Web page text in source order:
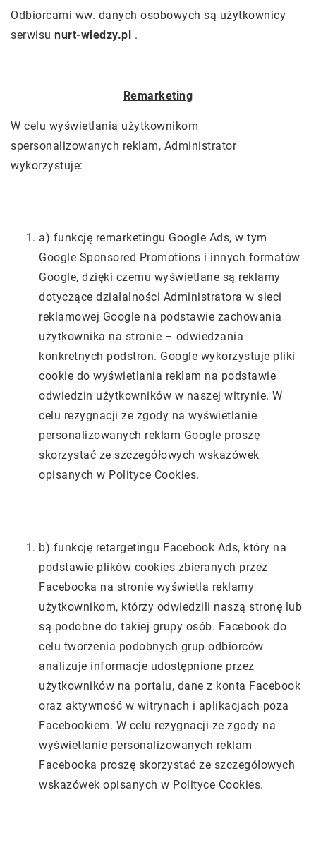
Odbiorcami ww. danych osobowych są użytkownicy
serwisu nurt-wiedzy.pl .
Remarketing
W celu wyświetlania użytkownikom
spersonalizowanych reklam, Administrator
wykorzystuje:
a) funkcję remarketingu Google Ads, w tym
Google Sponsored Promotions i innych formatów
Google, dzięki czemu wyświetlane są reklamy
dotyczące działalności Administratora w sieci
reklamowej Google na podstawie zachowania
użytkownika na stronie – odwiedzania
konkretnych podstron. Google wykorzystuje pliki
cookie do wyświetlania reklam na podstawie
odwiedzin użytkowników w naszej witrynie. W
celu rezygnacji ze zgody na wyświetlanie
personalizowanych reklam Google proszę
skorzystać ze szczegółowych wskazówek
opisanych w Polityce Cookies.
b) funkcję retargetingu Facebook Ads, który na
podstawie plików cookies zbieranych przez
Facebooka na stronie wyświetla reklamy
użytkownikom, którzy odwiedzili naszą stronę lub
są podobne do takiej grupy osób. Facebook do
celu tworzenia podobnych grup odbiorców
analizuje informacje udostępnione przez
użytkowników na portalu, dane z konta Facebook
oraz aktywność w witrynach i aplikacjach poza
Facebookiem. W celu rezygnacji ze zgody na
wyświetlanie personalizowanych reklam
Facebooka proszę skorzystać ze szczegółowych
wskazówek opisanych w Polityce Cookies.